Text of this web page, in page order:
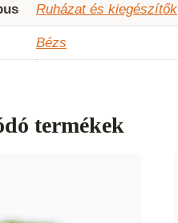
Ruházat és kiegészítők
Bézs
termékek